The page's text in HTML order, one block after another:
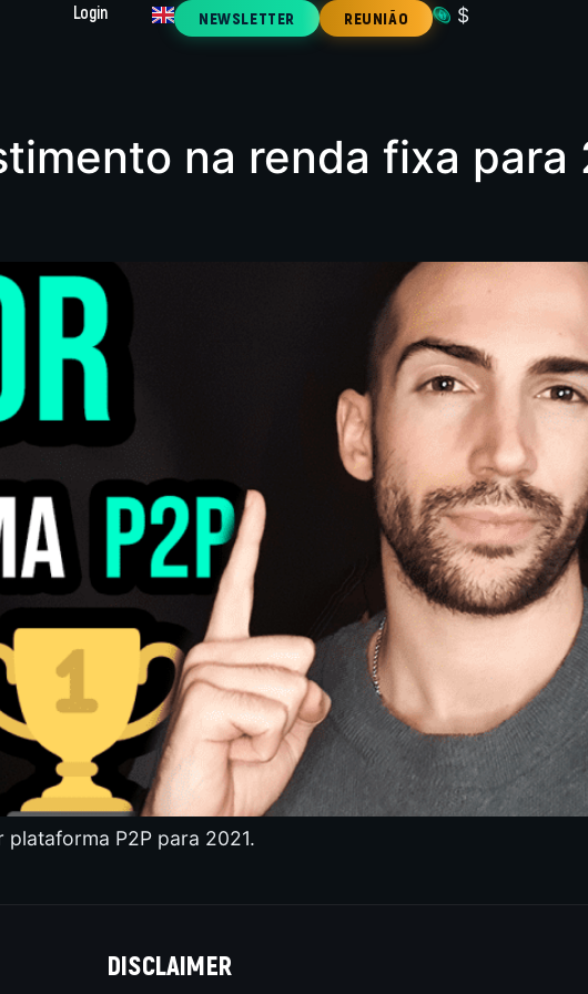
Login NEWSLETTER REUNIÃO $
na renda fixa para
plataforma P2P para 2021.
DISCLAIMER